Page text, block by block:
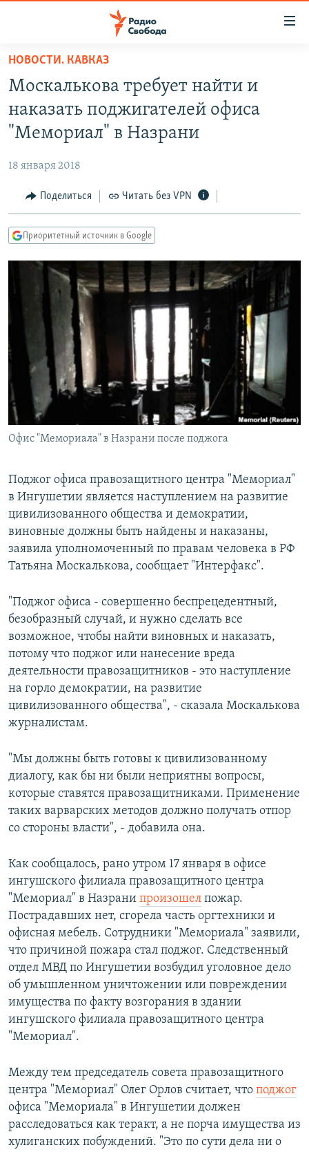
упрощенного
доступа
основному
Вернутся
Вернутся
АВТОРСКИЕ ПРОЕКТЫ
МНЕНИЯ
КУЛЬТУРА
КАВКАЗ.РЕАЛИИ
СЕВЕР.РЕАЛИИ
СИБИРЬ.РЕАЛИИ
РАСПИСАНИЕ ВЕЩАНИЯ
ПОДПИШИТЕСЬ НА РАССЫЛКУ
СОЦИАЛЬНЫЕ СЕТИ
Все сайты РСЕ/РС
НОВОСТИ. КАВКАЗ
Москалькова требует найти и
наказать поджигателей офиса
"Мемориал" в Назрани
18 января 2018
Поделиться Читать без VPN
Приоритетный источник в Google
Офис "Мемориала" в Назрани после поджога
Поджог офиса правозащитного центра "Мемориал"
в Ингушетии является наступлением на развитие
цивилизованного общества и демократии,
виновные должны быть найдены и наказаны,
заявила уполномоченный по правам человека в РФ
Татьяна Москалькова, сообщает "Интерфакс".
"Поджог офиса - совершенно беспрецедентный,
безобразный случай, и нужно сделать все
возможное, чтобы найти виновных и наказать,
потому что поджог или нанесение вреда
деятельности правозащитников - это наступление
на горло демократии, на развитие
цивилизованного общества", - сказала Москалькова
журналистам.
"Мы должны быть готовы к цивилизованному
диалогу, как бы ни были неприятны вопросы,
которые ставятся правозащитниками. Применение
таких варварских методов должно получать отпор
со стороны власти", - добавила она.
Как сообщалось, рано утром 17 января в офисе
ингушского филиала правозащитного центра
"Мемориал" в Назрани произошел пожар.
Пострадавших нет, сгорела часть оргтехники и
офисная мебель. Сотрудники "Мемориала" заявили,
что причиной пожара стал поджог. Следственный
отдел МВД по Ингушетии возбудил уголовное дело
об умышленном уничтожении или повреждении
имущества по факту возгорания в здании
ингушского филиала правозащитного центра
"Мемориал".
Между тем председатель совета правозащитного
центра "Мемориал" Олег Орлов считает, что поджог
офиса "Мемориала" в Ингушетии должен
расследоваться как теракт, а не порча имущества из
хулиганских побуждений. "Это по сути дела ни о